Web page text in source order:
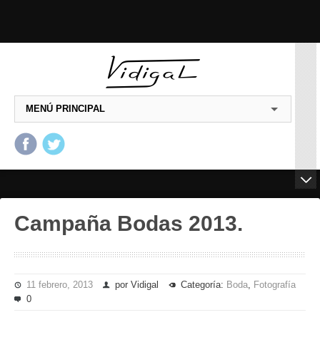
MENÚ PRINCIPAL
Campaña Bodas 2013.
11 febrero, 2013 por Vidigal Categoría: Boda, Fotografía
0